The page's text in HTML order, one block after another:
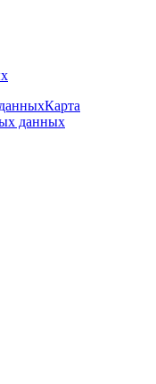
Карта
данных